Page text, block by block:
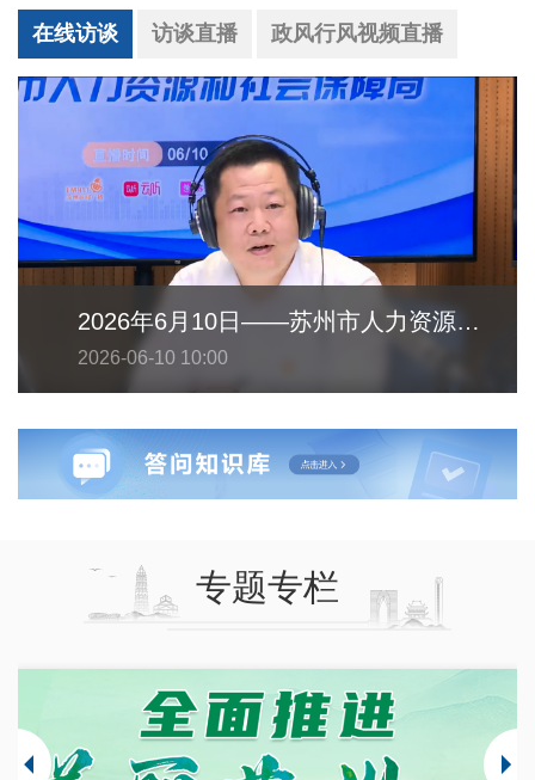
在线访谈 访谈直播 政风行风视频直播
2026年6月10日——苏州市人力资源和社会保障局
2026-06-10 10:00
专题专栏